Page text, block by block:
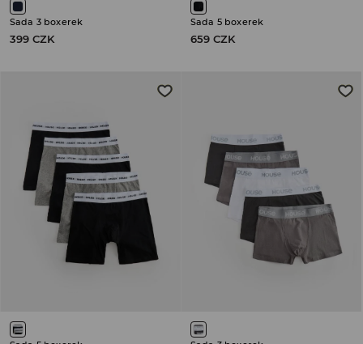
Sada 3 boxerek
399 CZK
Sada 5 boxerek
659 CZK